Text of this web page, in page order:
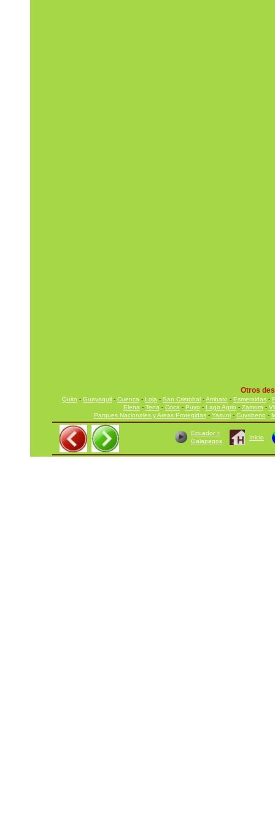
Ecuador +
Galapagos
Inicio
Otros
Quito - Guayaquil - Cuenca - Loja - San Cristobal -Ambato - Esmeraldas -
Elena - Tena - Coca - Puyo - Lago Agrio - Zamora -
Parques Nacionales y Areas Protegidas- Yasuni- Cuyabeno -